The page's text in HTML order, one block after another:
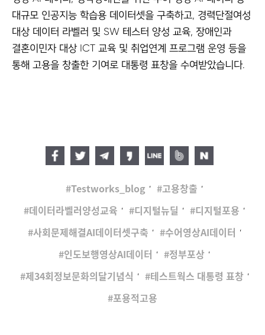
대규모 인공지능 학습용 데이터셋을 구축하고, 경력단절여성
대상 데이터 라벨러 및 SW 테스터 양성 교육, 장애인과
결혼이민자 대상 ICT 교육 및 취업연계 프로그램 운영 등을
통해 고용을 창출한 기여로 대통령 표창을 수여받았습니다.
Testworks_blog , 고용창출 ,
데이터라벨러양성교육 , 디지털뉴딜 , 디지털포용 ,
사회문제해결AI데이터셋구축 , 수어영상AI데이터 ,
인도보행영상AI데이터 , 정부포상 ,
제34회정보문화의달기념식 , 테스트웍스 대통령 표창 ,
포용적고용